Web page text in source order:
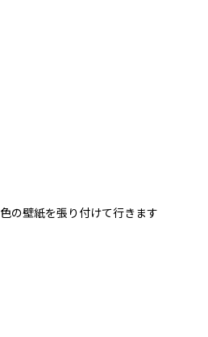
の壁紙を張り付けて行きます